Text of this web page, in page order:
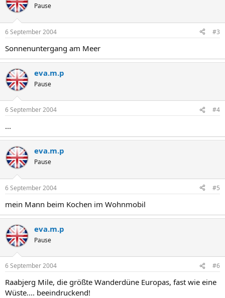
Pause
6 September 2004 #3
Sonnenuntergang am Meer
eva.m.p
Pause
6 September 2004 #4
...
eva.m.p
Pause
6 September 2004 #5
mein Mann beim Kochen im Wohnmobil
eva.m.p
Pause
6 September 2004 #6
Raabjerg Mile, die größte Wanderdüne Europas, fast wie eine
Wüste.... beeindruckend!